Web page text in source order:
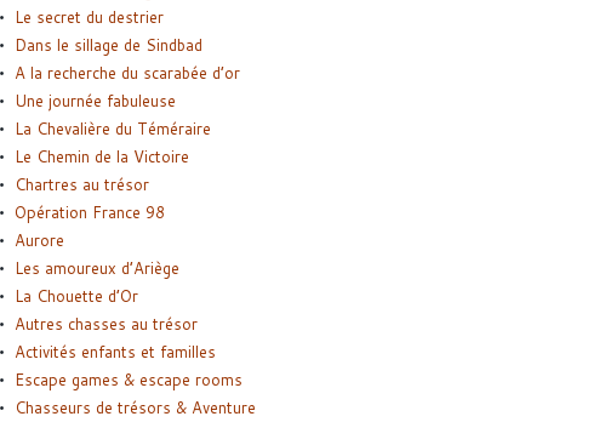
Le secret du destrier
Dans le sillage de Sindbad
A la recherche du scarabée d’or
Une journée fabuleuse
La Chevalière du Téméraire
Le Chemin de la Victoire
Chartres au trésor
Opération France 98
Aurore
Les amoureux d’Ariège
La Chouette d’Or
Autres chasses au trésor
Activités enfants et familles
Escape games & escape rooms
Chasseurs de trésors & Aventure